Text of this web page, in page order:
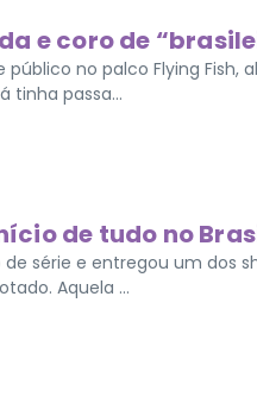
e coro de
no palco Flying Fish,
tinha passa...
de tudo no
série e entregou um dos
Aquela ...